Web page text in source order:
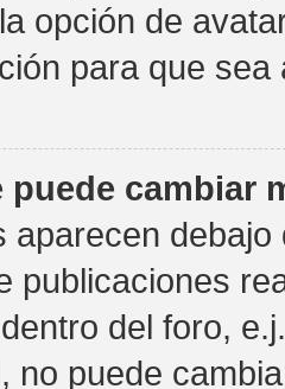
opción de
para que sea
puede cambiar
aparecen
publicaciones
del foro,
no puede